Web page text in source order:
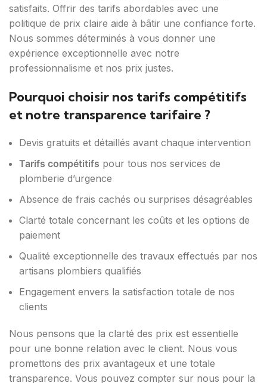
satisfaits. Offrir des tarifs abordables avec une
politique de prix claire aide à bâtir une confiance forte.
Nous sommes déterminés à vous donner une
expérience exceptionnelle avec notre
professionnalisme et nos prix justes.
Pourquoi choisir nos tarifs compétitifs
et notre transparence tarifaire ?
Devis gratuits et détaillés avant chaque intervention
Tarifs compétitifs pour tous nos services de
plomberie d’urgence
Absence de frais cachés ou surprises désagréables
Clarté totale concernant les coûts et les options de
paiement
Qualité exceptionnelle des travaux effectués par nos
artisans plombiers qualifiés
Engagement envers la satisfaction totale de nos
clients
Nous pensons que la clarté des prix est essentielle
pour une bonne relation avec le client. Nous vous
promettons des prix avantageux et une totale
transparence. Vous pouvez compter sur nous pour la